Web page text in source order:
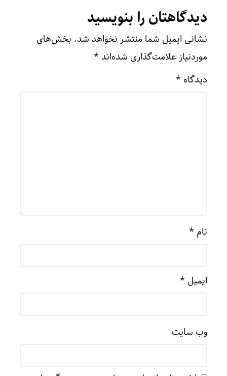
دیدگاهتان را بنویسید
نشانی ایمیل شما منتشر نخواهد شد. بخش‌های
موردنیاز علامت‌گذاری شده‌اند *
دیدگاه *
نام *
ایمیل *
وب‌ سایت